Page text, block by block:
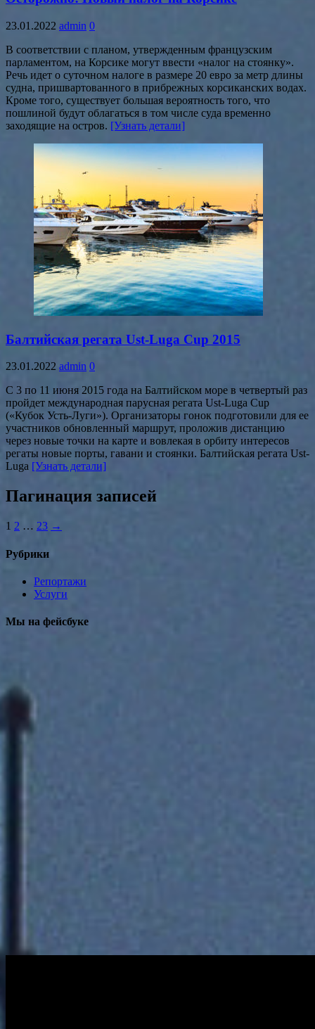
23.01.2022 admin 0
В соответствии с планом, утвержденным французским
парламентом, на Корсике могут ввести «налог на стоянку».
Речь идет о суточном налоге в размере 20 евро за метр длины
судна, пришвартованного в прибрежных корсиканских водах.
Кроме того, существует большая вероятность того, что
пошлиной будут облагаться в том числе суда временно
заходящие на остров. [Узнать детали]
Балтийская регата Ust-Luga Cup 2015
23.01.2022 admin 0
С 3 по 11 июня 2015 года на Балтийском море в четвертый раз
пройдет международная парусная регата Ust-Luga Cup
(«Кубок Усть-Луги»). Организаторы гонок подготовили для ее
участников обновленный маршрут, проложив дистанцию
через новые точки на карте и вовлекая в орбиту интересов
регаты новые порты, гавани и стоянки. Балтийская регата Ust-
Luga [Узнать детали]
Пагинация записей
1 2 … 23 →
Рубрики
Репортажи
Услуги
Мы на фейсбуке